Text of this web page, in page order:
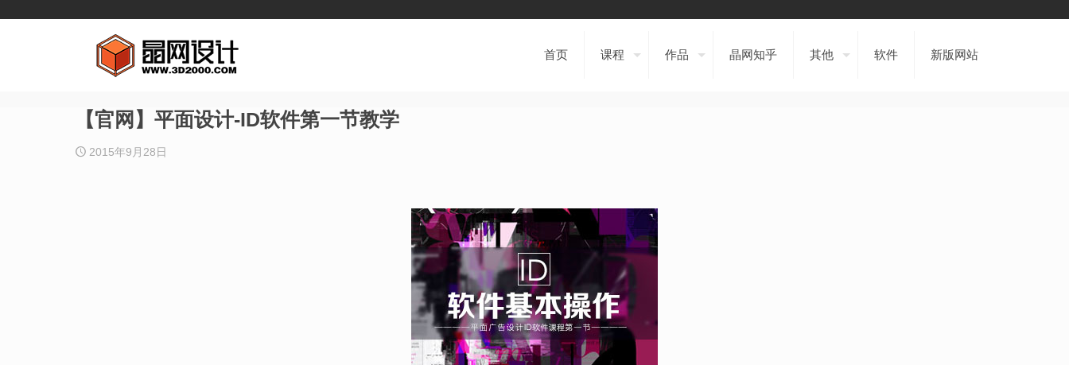
首页 课程 作品 晶网知乎 其他 软件 新版网站
【官网】平面设计-ID软件第一节教学
2015年9月28日